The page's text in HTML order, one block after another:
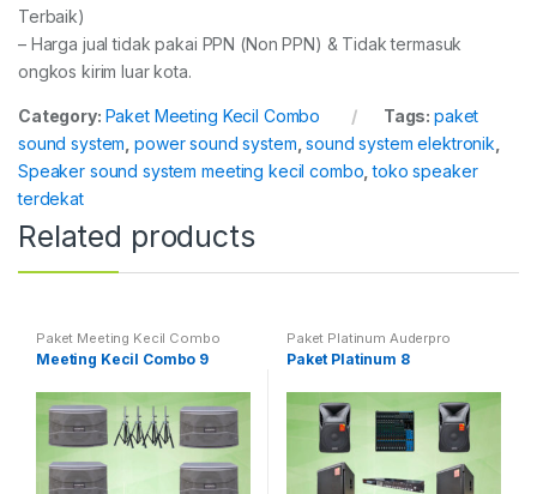
Terbaik)
– Harga jual tidak pakai PPN (Non PPN) & Tidak termasuk
ongkos kirim luar kota.
Category: Paket Meeting Kecil Combo Tags: paket
sound system ,power sound system ,sound system elektronik
Speaker sound system meeting kecil combo ,toko speaker
terdekat
Related products
Paket Meeting Kecil Combo
Meeting Kecil Combo 9
Paket Platinum Auderpro
Paket Platinum 8